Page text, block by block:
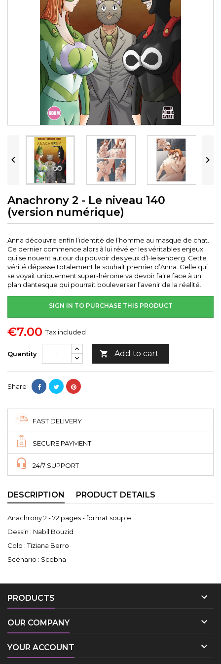
 
Anachrony 2 - Le niveau 140
(version numérique)
Anna découvre enfin l’identité de l’homme au masque de chat.
Ce dernier commence alors à lui révéler les véritables enjeux
qui se nouent autour du pouvoir des yeux d’Heisenberg. Cette
vérité dépasse totalement le souhait premier d’Anna. Celle qui
se voyait uniquement super-héroïne va devoir faire face à un
plan dantesque qui pourrait bouleverser l’avenir de la réalité.
SIGN IN TO PURCHASE THIS PRODUCT
€7.00 Tax included
Quantity  Add to cart
Share
FAST DELIVERY
SECURE PAYMENT
24/7 SUPPORT
DESCRIPTION PRODUCT DETAILS
Anachrony 2 - 72 pages - format souple.
Dessin : Nabil Bouzid
Colo : Tiziana Berro
Scénario : Scebha
PRODUCTS 
OUR COMPANY 
YOUR ACCOUNT 